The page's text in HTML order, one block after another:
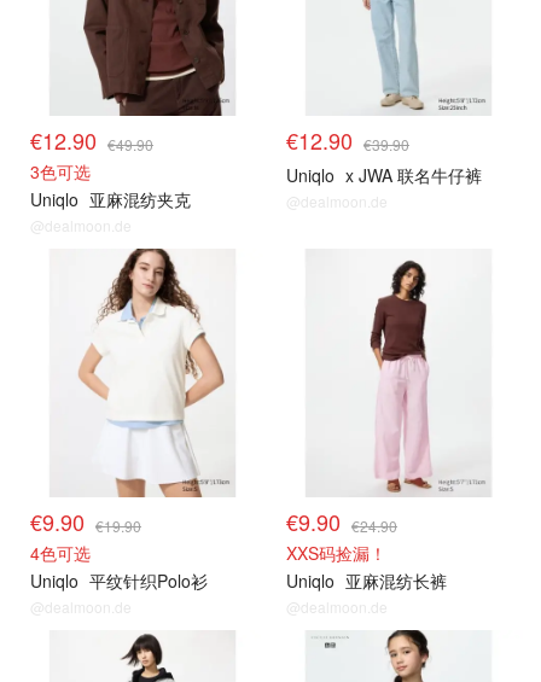
€12.90 €49.90
3色可选
Uniqlo 亚麻混纺夹克
@dealmoon.de
€12.90 €39.90
Uniqlo x JWA 联名牛仔裤
@dealmoon.de
€9.90 €19.90
4色可选
Uniqlo 平纹针织Polo衫
@dealmoon.de
€9.90 €24.90
XXS码捡漏！
Uniqlo 亚麻混纺长裤
@dealmoon.de